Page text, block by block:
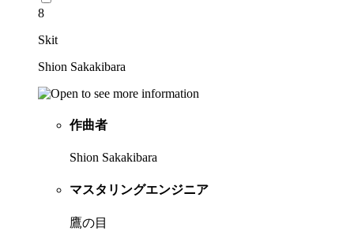
8
Skit
Shion Sakakibara
作曲者
Shion Sakakibara
マスタリングエンジニア
鷹の目